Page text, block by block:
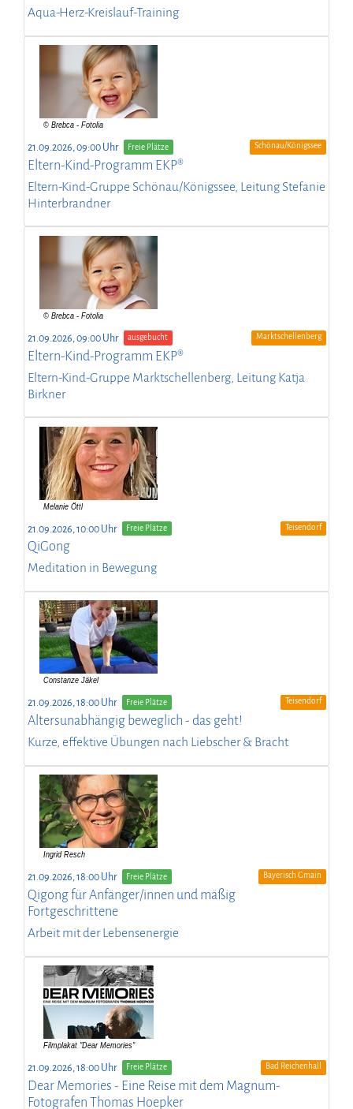
Aqua-Herz-Kreislauf-Training
21.09.2026, 09:00 Uhr Freie Plätze Schönau/Königssee
Eltern-Kind-Programm EKP®
Eltern-Kind-Gruppe Schönau/Königssee, Leitung Stefanie
Hinterbrandner
21.09.2026, 09:00 Uhr ausgebucht Marktschellenberg
Eltern-Kind-Programm EKP®
Eltern-Kind-Gruppe Marktschellenberg, Leitung Katja
Birkner
21.09.2026, 10:00 Uhr Freie Plätze Teisendorf
QiGong
Meditation in Bewegung
21.09.2026, 18:00 Uhr Freie Plätze Teisendorf
Altersunabhängig beweglich - das geht!
Kurze, effektive Übungen nach Liebscher & Bracht
21.09.2026, 18:00 Uhr Freie Plätze Bayerisch Gmain
Qigong für Anfänger/innen und mäßig
Fortgeschrittene
Arbeit mit der Lebensenergie
21.09.2026, 18:00 Uhr Freie Plätze Bad Reichenhall
Dear Memories - Eine Reise mit dem Magnum-
Fotografen Thomas Hoepker